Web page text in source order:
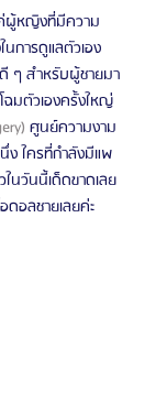
ผู้หญิงที่มีความ
การดูแลตัวเอง
ๆ สำหรับผู้ชายมา
มตัวเองครั้งใหญ่
ศูนย์ความงาม
ง ใครที่กำลังมีแพ
นวันนี้เด็ดขาดเลย
ดอลชายเลยค่ะ